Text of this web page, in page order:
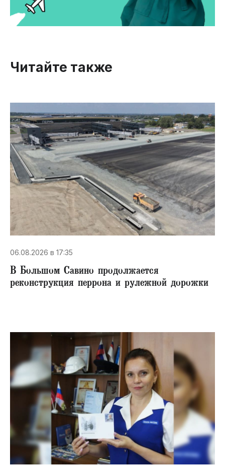
Читайте также
06.08.2026 в 17:35
В Большом Савино продолжается
реконструкция перрона и рулежной дорожки